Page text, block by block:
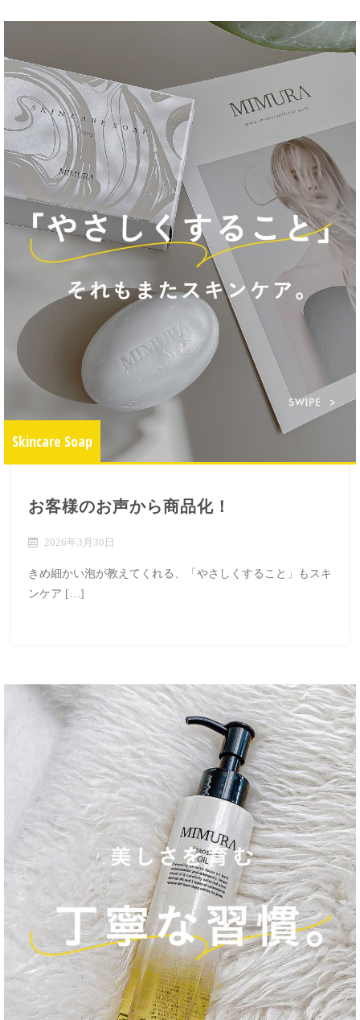
Skincare Soap
お客様のお声から商品化！
2026年3月30日
きめ細かい泡が教えてくれる、「やさしくすること」もスキ
ンケア […]